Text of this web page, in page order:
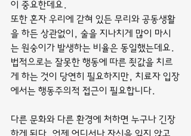
이 중요한데요.
또한 혼자 우리에 갇혀 있든 무리와 공동생활
을 하든 상관없이, 술을 지나치게 많이 마시
는 원숭이가 발생하는 비율은 동일했는데요.
법적으로는 잘못한 행동에 따른 죗값을 치르
게 하는 것이 당연히 필요하지만, 치료자 입장
에서는 행동주의적 접근이 필요합니다.
다른 문화와 다른 환경에 처하면 누구나 긴장
하게 된다. 언제 어디서나 자신을 잃지 않고